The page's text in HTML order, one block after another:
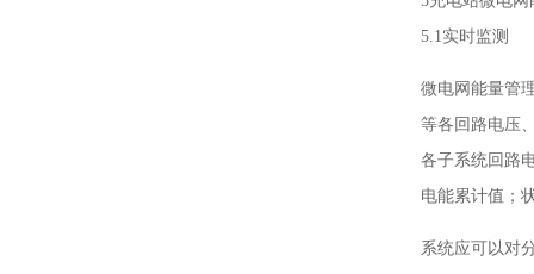
5.1实时监测
微电网能量管
等各回路电压
各子系统回路
电能累计值；
系统应可以对